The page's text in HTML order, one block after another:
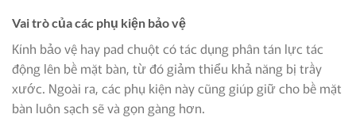
Vai trò của các phụ kiện bảo vệ
Kính bảo vệ hay pad chuột có tác dụng phân tán lực tác
động lên bề mặt bàn, từ đó giảm thiểu khả năng bị trầy
xước. Ngoài ra, các phụ kiện này cũng giúp giữ cho bề mặt
bàn luôn sạch sẽ và gọn gàng hơn.